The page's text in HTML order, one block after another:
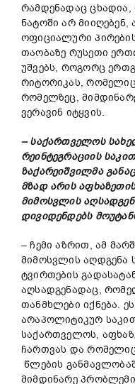
რამდენადაც
ნატოში არ
ოფიციალური
თაობაზე რუსეთი
უშვებს, როგორც
რიტორიკას,
რომელზეც,
ვერავინ იტყვის.
– საქართველოს
რეინტეგრაციის
ზაქარეიშვილმა
მზად არის
მიმოსვლის
დივიდენდებს
– ჩემი აზრით, ამ
მიმოსვლის აღდგენა
ტვირთების
აღსადგენადაც,
თანმხლები იქნება.
არაპოლიტიკურ
საქართველოს,
ჩართვას და
წლების
მიმდინარე